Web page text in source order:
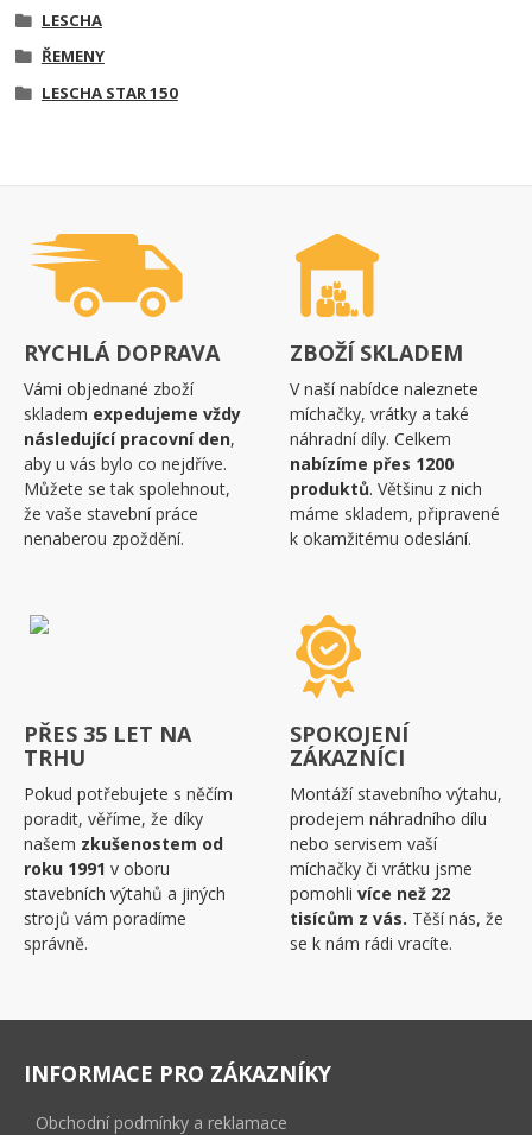
LESCHA
ŘEMENY
LESCHA STAR 150
RYCHLÁ DOPRAVA
Vámi objednané zboží
skladem expedujeme vždy
následující pracovní den,
aby u vás bylo co nejdříve.
Můžete se tak spolehnout,
že vaše stavební práce
nenaberou zpoždění.
ZBOŽÍ SKLADEM
V naší nabídce naleznete
míchačky, vrátky a také
náhradní díly. Celkem
nabízíme přes 1200
produktů. Většinu z nich
máme skladem, připravené
k okamžitému odeslání.
PŘES 35 LET NA
TRHU
Pokud potřebujete s něčím
poradit, věříme, že díky
našem zkušenostem od
roku 1991 v oboru
stavebních výtahů a jiných
strojů vám poradíme
správně.
SPOKOJENÍ
ZÁKAZNÍCI
Montáží stavebního výtahu,
prodejem náhradního dílu
nebo servisem vaší
míchačky či vrátku jsme
pomohli více než 22
tisícům z vás. Těší nás, že
se k nám rádi vracíte.
INFORMACE PRO ZÁKAZNÍKY
Obchodní podmínky a reklamace